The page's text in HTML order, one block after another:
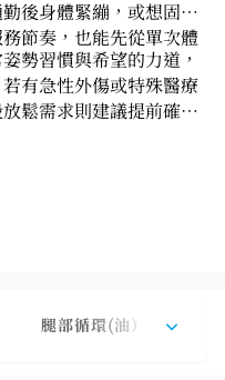
後身體緊繃，或想固定
節奏，也能先從單次體
勢習慣與希望的力道，
有急性外傷或特殊醫療
鬆需求則建議提前確認
腿部循環(油）